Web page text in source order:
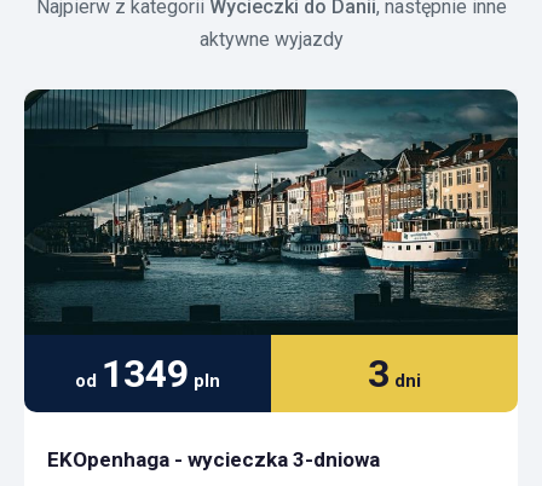
Najpierw z kategorii Wycieczki do Danii, następnie inne
aktywne wyjazdy
od 1349 pln 3 dni
EKOpenhaga - wycieczka 3-dniowa